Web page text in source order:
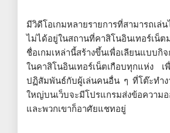
มีวิดีโอเกมหลายรายการที่สามารถเล่
ไม่ได้อยู่ในสถานที่คาสิโนอินเทอร์เ
ชื่อเกมเหล่านี้สร้างขึ้นเพื่อเลียนแบบ
ในคาสิโนอินเทอร์เน็ตเกือบทุกแห่ง
ปฏิสัมพันธ์กับผู้เล่นคนอื่น ๆ ที่โต๊ะทำ
ใหญ่บนเว็บจะมีโปรแกรมส่งข้อความ
และพวกเขาก็อาศัยแชทอยู่